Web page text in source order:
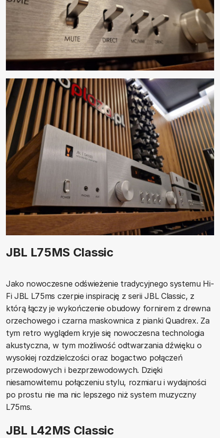
JBL L75MS Classic
Jako nowoczesne odświeżenie tradycyjnego systemu Hi-
Fi JBL L75ms czerpie inspirację z serii JBL Classic, z
którą łączy je wykończenie obudowy fornirem z drewna
orzechowego i czarna maskownica z pianki Quadrex. Za
tym retro wyglądem kryje się nowoczesna technologia
akustyczna, w tym możliwość odtwarzania dźwięku o
wysokiej rozdzielczości oraz bogactwo połączeń
przewodowych i bezprzewodowych. Dzięki
niesamowitemu połączeniu stylu, rozmiaru i wydajności
po prostu nie ma nic lepszego niż system muzyczny
L75ms.
JBL L42MS Classic